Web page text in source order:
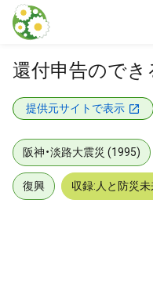
本文に飛ぶ
還付申告ので
提供元サイトで表示
阪神・淡路大震災 (1995)
復興 収録:人と防災